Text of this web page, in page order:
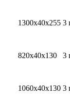
1300х40х255 3
820х40х130 3
1060х40х130 3